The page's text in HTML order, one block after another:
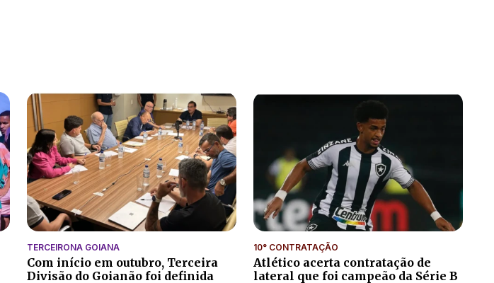
TERCEIRONA GOIANA
Com início em outubro, Terceira
Divisão do Goianão foi definida
10° CONTRATAÇÃO
Atlético acerta contratação de
lateral que foi campeão da Série B